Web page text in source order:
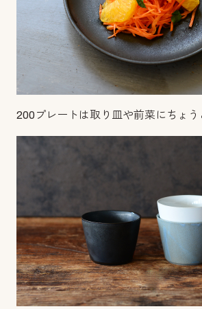
200プレートは取り皿や前菜にちょう